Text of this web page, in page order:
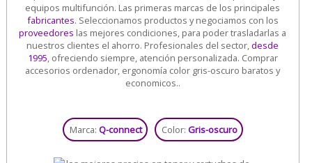
equipos multifunción. Las primeras marcas de los principales
fabricantes. Seleccionamos productos y negociamos con los
proveedores las mejores condiciones, para poder trasladarlas a
nuestros clientes el ahorro. Profesionales del sector,desde
1995, ofreciendo siempre, atención personalizada. Comprar
accesorios ordenador, ergonomía color gris-oscuro baratos y
economicos..
Marca: Q-connect Color: Gris-oscuro